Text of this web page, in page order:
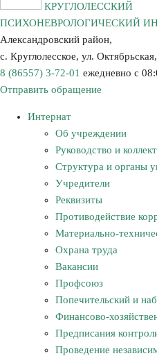
КРУГЛОЛЕССКИЙ
ПСИХОНЕВРОЛОГИЧЕСКИЙ
Александровский район,
с. Круглолесское, ул.
8 (86557) 3-72-01 ежедневно с
Отправить обращение
Интернат
Об учреждении
Руководство и
Структура и органы
Учредители
Реквизиты
Противодействие
Материально-
Охрана труда
Вакансии
Профсоюз
Попечительский и
Финансово-
Предписания
Проведение